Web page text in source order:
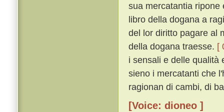
sua mercatantia ripone
libro della dogana a
del lor diritto pagare al
della dogana traesse. [
i sensali e delle qualità
sieno i mercatanti che
ragionan di cambi, di
[Voice: dioneo ]